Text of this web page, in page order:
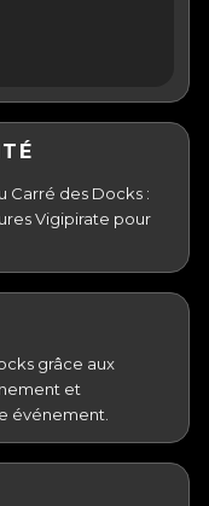
Carré des Docks :
Vigipirate pour
grâce aux
et
événement.